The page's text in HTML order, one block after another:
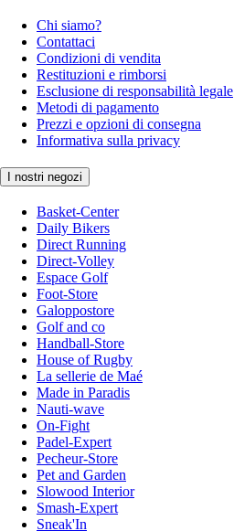
Chi siamo?
Contattaci
Condizioni di vendita
Restituzioni e rimborsi
Esclusione di responsabilità legale
Metodi di pagamento
Prezzi e opzioni di consegna
Informativa sulla privacy
I nostri negozi
Basket-Center
Daily Bikers
Direct Running
Direct-Volley
Espace Golf
Foot-Store
Galoppostore
Golf and co
Handball-Store
House of Rugby
La sellerie de Maé
Made in Paradis
Nauti-wave
On-Fight
Padel-Expert
Pecheur-Store
Pet and Garden
Slowood Interior
Smash-Expert
Sneak'In